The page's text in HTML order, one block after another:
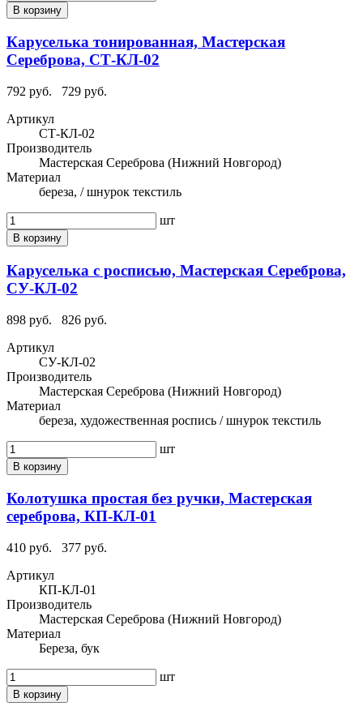
В корзину
Каруселька тонированная, Мастерская
Сереброва, СТ-КЛ-02
792 руб.
729 руб.
Артикул
СТ-КЛ-02
Производитель
Мастерская Сереброва (Нижний Новгород)
Материал
береза, / шнурок текстиль
шт
В корзину
Каруселька с росписью, Мастерская Сереброва,
СУ-КЛ-02
898 руб.
826 руб.
Артикул
СУ-КЛ-02
Производитель
Мастерская Сереброва (Нижний Новгород)
Материал
береза, художественная роспись / шнурок текстиль
шт
В корзину
Колотушка простая без ручки, Мастерская
сереброва, КП-КЛ-01
410 руб.
377 руб.
Артикул
КП-КЛ-01
Производитель
Мастерская Сереброва (Нижний Новгород)
Материал
Береза, бук
шт
В корзину